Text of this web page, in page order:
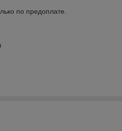
по предоплате.